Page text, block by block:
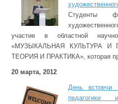
Студенты
участие в областной научно-
«МУЗЫКАЛЬНАЯ КУЛЬТУРА И
ТЕОРИЯ И ПРАКТИКА», которая
20 марта, 2012
День встречи
педагогики